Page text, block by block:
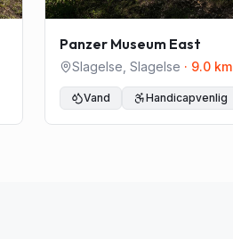
Panzer Museum East
Slagelse ,Slagelse · 9.0 km
Vand Handicapvenlig